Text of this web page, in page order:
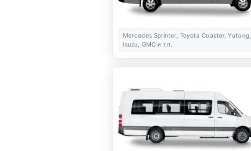
Mercedes Sprinter, Toyota Coaster, Yutong,
Isuzu, GMC и т.п.